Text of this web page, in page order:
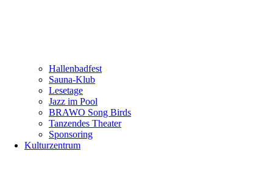
Hallenbadfest
Sauna-Klub
Lesetage
Jazz im Pool
BRAWO Song Birds
Tanzendes Theater
Sponsoring
Kulturzentrum